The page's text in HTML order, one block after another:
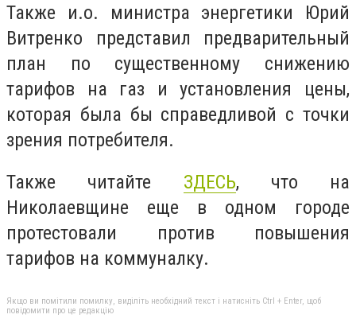
Также и.о. министра энергетики Юрий
Витренко представил предварительный
план по существенному снижению
тарифов на газ и установления цены,
которая была бы справедливой с точки
зрения потребителя.
Также читайте ЗДЕСЬ, что на
Николаевщине еще в одном городе
протестовали против повышения
тарифов на коммуналку.
Якщо ви помітили помилку, виділіть необхідний текст і натисніть Ctrl + Enter, щоб
повідомити про це редакцію